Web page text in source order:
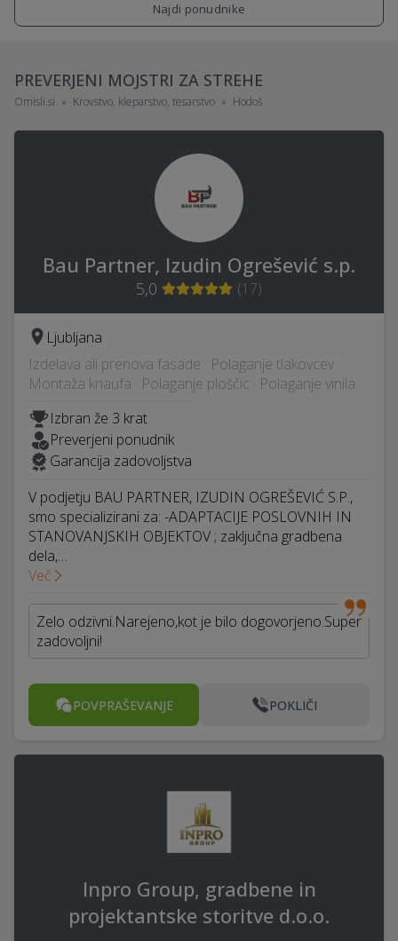
Najdi ponudnike
PREVERJENI MOJSTRI ZA STREHE
Omisli.si Krovstvo, kleparstvo, tesarstvo Hodoš
Bau Partner, Izudin Ogrešević s.p.
5,0 (17)
Ljubljana
Izdelava ali prenova fasade · Polaganje tlakovcev ·
Montaža knaufa · Polaganje ploščic · Polaganje vinila
Izbran že 3 krat
Preverjeni ponudnik
Garancija zadovoljstva
V podjetju BAU PARTNER, IZUDIN OGREŠEVIĆ S.P.,
smo specializirani za: -ADAPTACIJE POSLOVNIH IN
STANOVANJSKIH OBJEKTOV ; zaključna gradbena
dela,…
Več
Zelo odzivni.Narejeno,kot je bilo dogovorjeno.Super
zadovoljni!
POVPRAŠEVANJE POKLIČI
Inpro Group, gradbene in
projektantske storitve d.o.o.